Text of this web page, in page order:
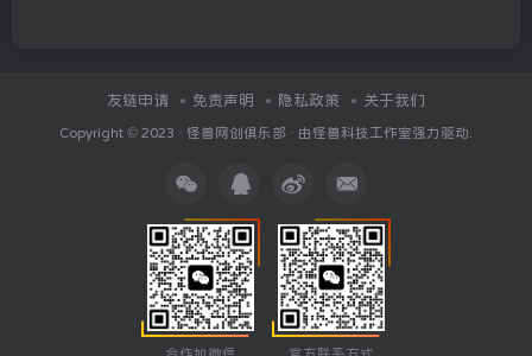
友链申请 免责声明 隐私政策 关于我们
Copyright © 2023 · 怪兽网创俱乐部 · 由怪兽科技工作室强力驱动.